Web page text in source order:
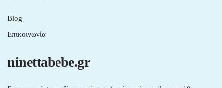
Blog
Επικοινωνία
ninettabebe.gr